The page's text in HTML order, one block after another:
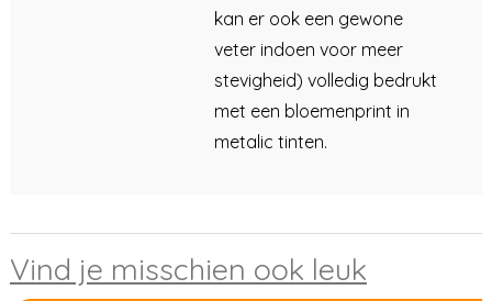
kan er ook een gewone
veter indoen voor meer
stevigheid) volledig bedrukt
met een bloemenprint in
metalic tinten.
Vind je misschien ook leuk